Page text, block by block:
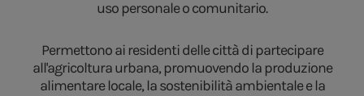
uso personale o comunitario.
Permettono ai residenti delle città di partecipare
all'agricoltura urbana, promuovendo la produzione
alimentare locale, la sostenibilità ambientale e la